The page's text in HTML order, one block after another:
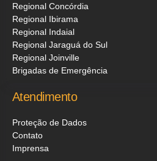
Regional Concórdia
Regional Ibirama
Regional Indaial
Regional Jaraguá do Sul
Regional Joinville
Brigadas de Emergência
Atendimento
Proteção de Dados
Contato
Imprensa